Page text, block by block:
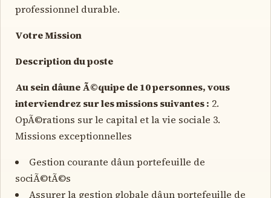
professionnel durable.
Votre Mission
Description du poste
Au sein dâune Ã©quipe de 10 personnes, vous
interviendrez sur les missions suivantes : 2.
OpÃ©rations sur le capital et la vie sociale 3.
Missions exceptionnelles
Gestion courante dâun portefeuille de
sociÃ©tÃ©s
Assurer la gestion globale dâun portefeuille de